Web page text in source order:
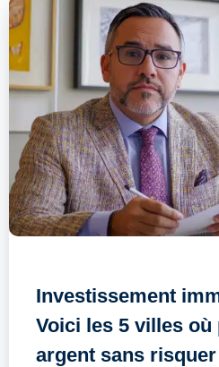
Investissement
Voici les 5 villes
argent sans